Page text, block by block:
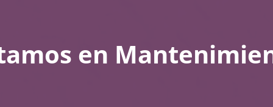
en